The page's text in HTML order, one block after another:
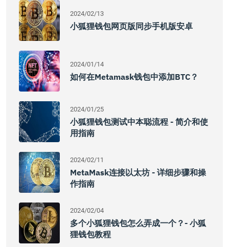
2024/02/13
小狐狸钱包网页版同步手机版安卓
2024/01/14
如何在Metamask钱包中添加BTC？
2024/01/25
小狐狸钱包测试中本聪流程 - 简介和使
用指南
2024/02/11
MetaMask连接以太坊 - 详细步骤和操
作指南
2024/02/04
多个小狐狸钱包怎么弄成一个？- 小狐
狸钱包教程